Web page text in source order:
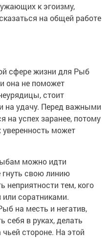
к эгоизму,
на общей работе
сфере жизни для Рыб
она не поможет
стоит
на удачу. Перед важными
на успех заранее, потому
уверенность может
можно идти
гнуть свою линию
неприятности тем, кого
соратниками.
на месть и негатив,
себя в руках, делать
стороне. На этой